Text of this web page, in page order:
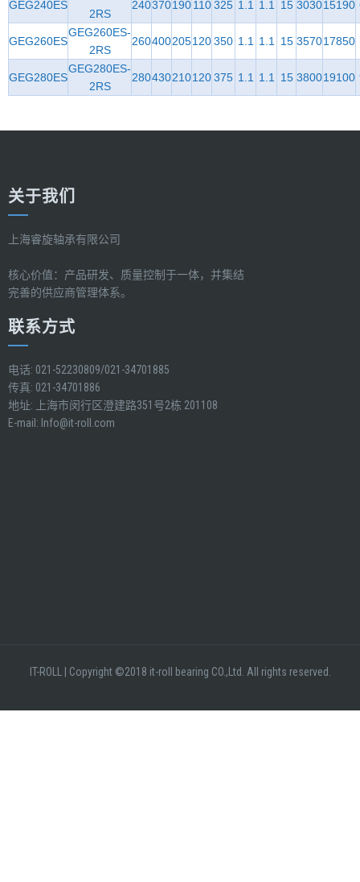
GEG240ES
2RS
240370190110 325 1.1 1.1 15 303015190
GEG260ES
GEG260ES-
2RS
260400205120350 1.1 1.1 15 357017850
GEG280ES
GEG280ES-
2RS
280430210120375 1.1 1.1 15 380019100
关于我们
上海睿旋轴承有限公司
核心价值：产品研发、质量控制于一体，并集结
完善的供应商管理体系。
联系方式
电话: 021-52230809/021-34701885
传真: 021-34701886
地址: 上海市闵行区澄建路351号2栋 201108
E-mail: Info@it-roll.com
IT-ROLL Copyright ©2018 it-roll bearing CO.,Ltd. All rights reserved.